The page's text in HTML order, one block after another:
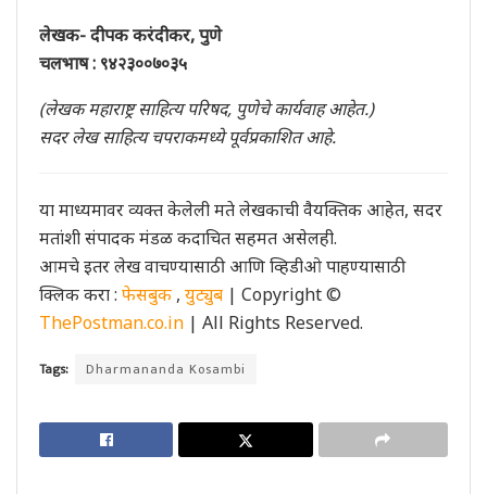
लेखक- दीपक करंदीकर,पुणे
चलभाष : ९४२३००७०३५
(लेखक महाराष्ट्र साहित्य परिषद, पुणेचे कार्यवाह आहेत.)
सदर लेख साहित्य चपराकमध्ये पूर्वप्रकाशित आहे.
या माध्यमावर व्यक्त केलेली मते लेखकाची वैयक्तिक आहेत, सदर
मतांशी संपादक मंडळ कदाचित सहमत असेलही.
आमचे इतर लेख वाचण्यासाठी आणि व्हिडीओ पाहण्यासाठी
क्लिक करा : फेसबुक , युट्युब | Copyright ©
ThePostman.co.in | All Rights Reserved.
Tags: Dharmananda Kosambi